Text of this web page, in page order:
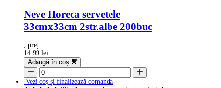
Neve Horeca servetele
33cmx33cm 2str.albe 200buc
, preț
14.99 lei
Adaugă în coș
Vezi coș și finalizează comanda